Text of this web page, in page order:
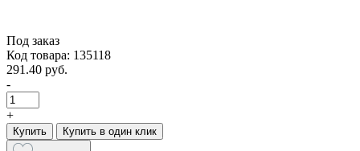
Под заказ
Код товара: 135118
291.40 руб.
-
+
Купить Купить в один клик